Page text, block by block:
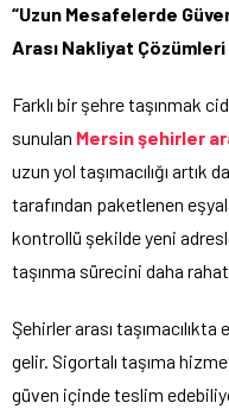
“Uzun Mesafelerde
Arası Nakliyat
Farklı bir şehre taşınmak
sunulan Mersin şehirler
uzun yol taşımacılığı artık
tarafından paketlenen
kontrollü şekilde yeni
taşınma sürecini daha
Şehirler arası
gelir. Sigortalı taşıma
güven içinde teslim